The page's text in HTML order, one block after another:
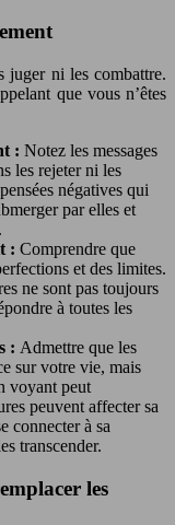
juger ni les combattre.
que vous n’êtes
: Notez les messages
les rejeter ni les
négatives qui
par elles et
: Comprendre que
et des limites.
ne sont pas toujours
à toutes les
: Admettre que les
sur votre vie, mais
voyant peut
peuvent affecter sa
connecter à sa
transcender.
les